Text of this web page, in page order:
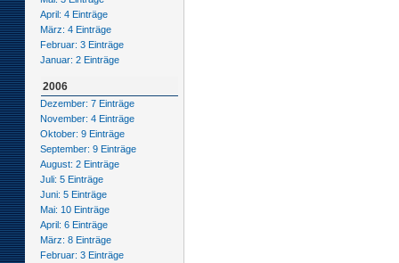
April: 4 Einträge
März: 4 Einträge
Februar: 3 Einträge
Januar: 2 Einträge
2006
Dezember: 7 Einträge
November: 4 Einträge
Oktober: 9 Einträge
September: 9 Einträge
August: 2 Einträge
Juli: 5 Einträge
Juni: 5 Einträge
Mai: 10 Einträge
April: 6 Einträge
März: 8 Einträge
Februar: 3 Einträge